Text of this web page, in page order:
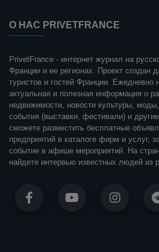
О НАС PRIVETFRANCE
PrivetFrance - интернет журнал на
Франции и ее регионах. Проект создан
туристов и гостей Франции. Ежедневно
актуальная и полезная информация о
недвижимости, новости культуры,
события (выставки, фестивали) и
сможете разместить бесплатные
предприятий в каталоге фирм и услуг,
событие в афише мероприятий. На
найдете интервью известных людей из